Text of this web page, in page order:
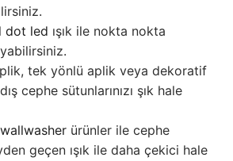
dot led ışık ile nokta nokta
tek yönlü aplik veya dekoratif
cephe sütunlarınızı şık hale
ürünler ile cephe
geçen ışık ile daha çekici hale